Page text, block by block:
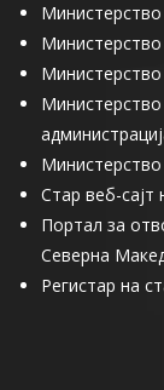
Министерство
Стар веб-
Портал за
Северна
Регистар на